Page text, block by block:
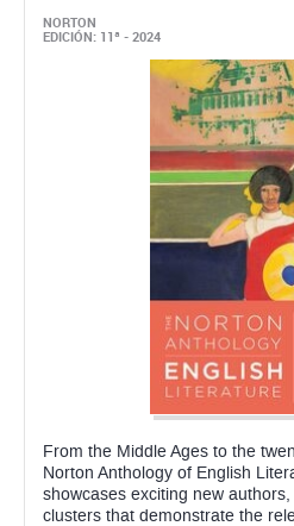
NORTON
EDICIÓN: 11ª - 2024
From the Middle Ages to the
Norton Anthology of English
showcases exciting new authors,
clusters that demonstrate the